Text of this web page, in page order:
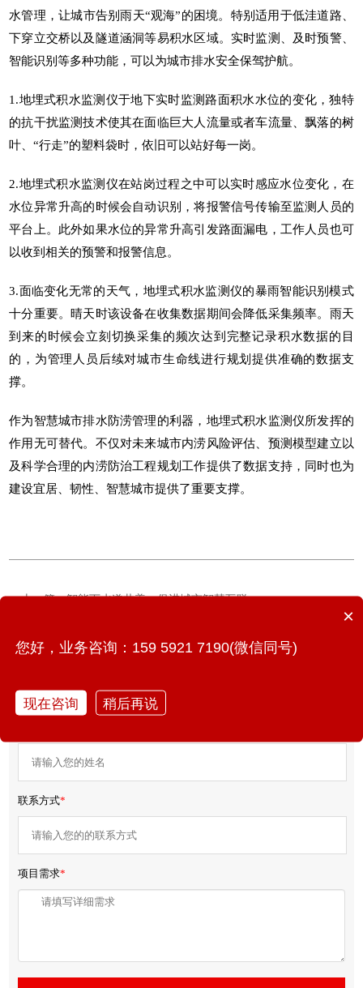
水管理，让城市告别雨天“观海”的困境。特别适用于低洼道路、
下穿立交桥以及隧道涵洞等易积水区域。实时监测、及时预警、
智能识别等多种功能，可以为城市排水安全保驾护航。
1.地埋式积水监测仪于地下实时监测路面积水水位的变化，独特
的抗干扰监测技术使其在面临巨大人流量或者车流量、飘落的树
叶、“行走”的塑料袋时，依旧可以站好每一岗。
2.地埋式积水监测仪在站岗过程之中可以实时感应水位变化，在
水位异常升高的时候会自动识别，将报警信号传输至监测人员的
平台上。此外如果水位的异常升高引发路面漏电，工作人员也可
以收到相关的预警和报警信息。
3.面临变化无常的天气，地埋式积水监测仪的暴雨智能识别模式
十分重要。晴天时该设备在收集数据期间会降低采集频率。雨天
到来的时候会立刻切换采集的频次达到完整记录积水数据的目
的，为管理人员后续对城市生命线进行规划提供准确的数据支
撑。
作为智慧城市排水防涝管理的利器， 地埋式积水监测仪所发挥的
作用无可替代。不仅对未来城市内涝风险评估、预测模型建立以
及科学合理的内涝防治工程规划工作提供了数据支持，同时也为
建设宜居、韧性、智慧城市提供了重要支撑。
上一篇：智能下水道井盖，促进城市智慧互联
下一篇：多地推进城市生命线安全工程，智能化改造成关键
免费获取产品报价/方案
联系方式*
项目需求*
×
您好，业务咨询：159 5921 7190(微信同号)
现在咨询 稍后再说